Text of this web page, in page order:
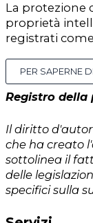
La protezione
proprietà
registrati
PER SAPERNE
Registro
Il diritto
che ha creato
sottolinea il
delle
specifici sulla